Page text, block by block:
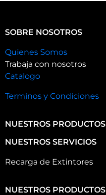
SOBRE NOSOTROS
Quienes Somos
Trabaja con nosotros
Catalogo
Terminos y Condiciones
NUESTROS PRODUCTOS
NUESTROS SERVICIOS
Recarga de Extintores
NUESTROS PRODUCTOS